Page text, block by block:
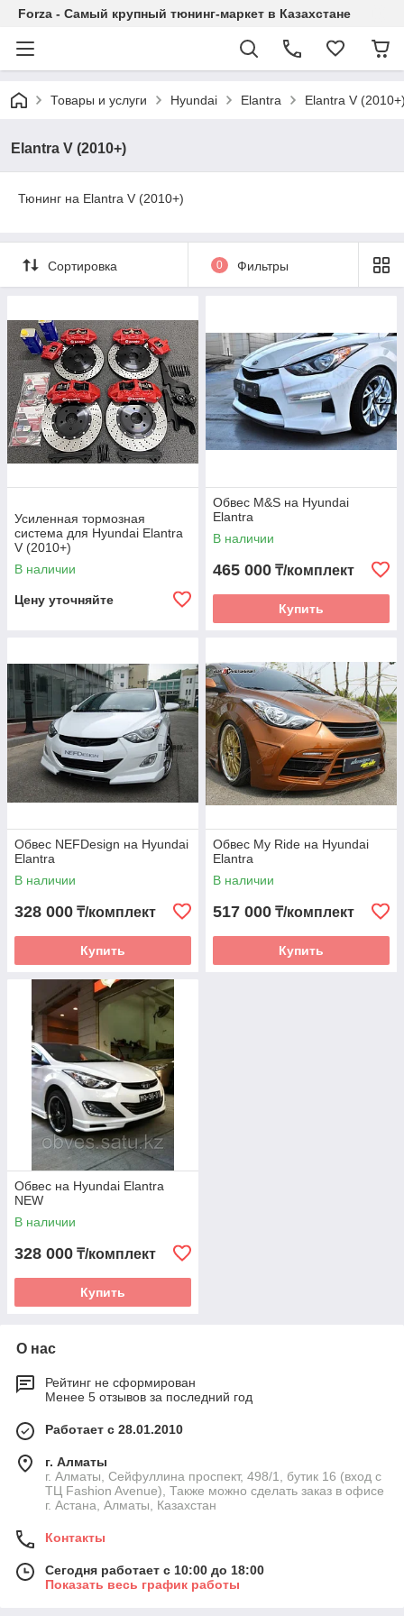
Forza - Самый крупный тюнинг-маркет в Казахстане
Товары и услуги Hyundai Elantra Elantra V
Elantra V (2010+)
Тюнинг на Elantra V (2010+)
Сортировка 0 Фильтры
Усиленная тормозная
система для Hyundai Elantra
V (2010+)
В наличии
Цену уточняйте
Обвес M&S на Hyundai
Elantra
В наличии
465 000 ₸/комплект
Купить
Обвес NEFDesign на Hyundai
Elantra
В наличии
328 000 ₸/комплект
Купить
Обвес My Ride на Hyundai
Elantra
В наличии
517 000 ₸/комплект
Купить
Обвес на Hyundai Elantra
NEW
В наличии
328 000 ₸/комплект
Купить
О нас
Рейтинг не сформирован
Менее 5 отзывов за последний год
Работает с 28.01.2010
г. Алматы
г. Алматы, Сейфуллина проспект, 498/1, бутик 16 (вход с
ТЦ Fashion Avenue), Также можно сделать заказ в офисе
г. Астана, Алматы, Казахстан
Контакты
Сегодня работает с 10:00 до 18:00
Показать весь график работы